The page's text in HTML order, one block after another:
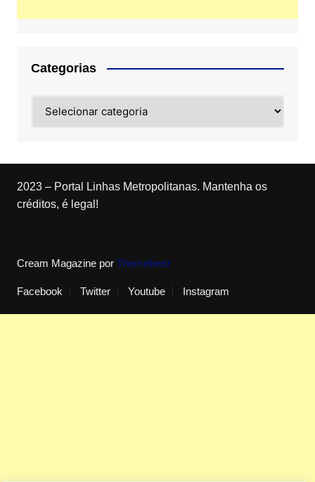
Categorias
2023 – Portal Linhas Metropolitanas. Mantenha os
créditos, é legal!
Cream Magazine por Themebeez
Facebook Twitter Youtube Instagram